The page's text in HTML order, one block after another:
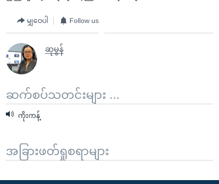
မျှဝေပါ Follow us
ဆုမွန်
ဆက်စပ်သတင်းများ ...
ကိုးကန့်
အခြားဖတ်ရှုစရာများ